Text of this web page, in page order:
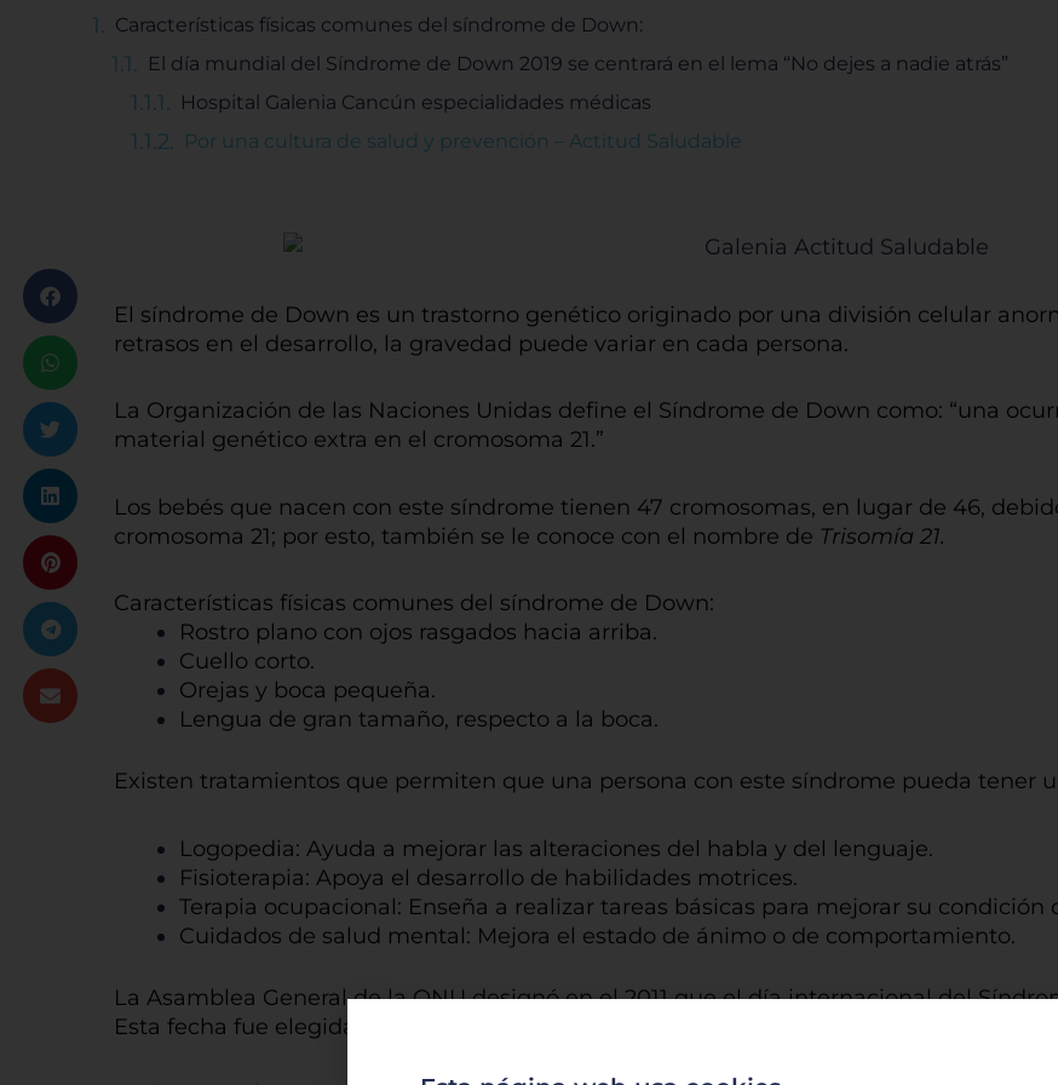
Características físicas comunes del síndrome de Down:
El día mundial del Síndrome de Down 2019 se centrará en el lema “No dejes a nadie atrás”
Hospital Galenia Cancún especialidades médicas
Por una cultura de salud y prevención – Actitud Saludable
El síndrome de Down es un trastorno genético originado por una división celular
retrasos en el desarrollo, la gravedad puede variar en cada persona.
La Organización de las Naciones Unidas define el Síndrome de Down como: “una
material genético extra en el cromosoma 21.”
Los bebés que nacen con este síndrome tienen 47 cromosomas, en lugar de 46,
cromosoma 21; por esto, también se le conoce con el nombre de Trisomía 21.
Características físicas comunes del síndrome de Down:
Rostro plano con ojos rasgados hacia arriba.
Cuello corto.
Orejas y boca pequeña.
Lengua de gran tamaño, respecto a la boca.
Existen tratamientos que permiten que una persona con este síndrome pueda tener
Logopedia: Ayuda a mejorar las alteraciones del habla y del lenguaje.
Fisioterapia: Apoya el desarrollo de habilidades motrices.
Terapia ocupacional: Enseña a realizar tareas básicas para mejorar su condición
Cuidados de salud mental: Mejora el estado de ánimo o de comportamiento.
La Asamblea General de la ONU designó en el 2011 que el día internacional del
Esta fecha fue elegida por la triplicación del cromosoma 21.